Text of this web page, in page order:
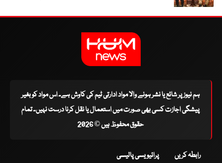
ہم نیوز پر شائع یا نشر ہونے والا مواد ادارتی ٹیم کی کاوش ہے۔ اس مواد کو بغیر
پیشگی اجازت کسی بھی صورت میں استعمال یا نقل کرنا درست نہیں۔ تمام
حقوق محفوظ ہیں © 2026
رابطہ کریں پرائیویسی پالیسی